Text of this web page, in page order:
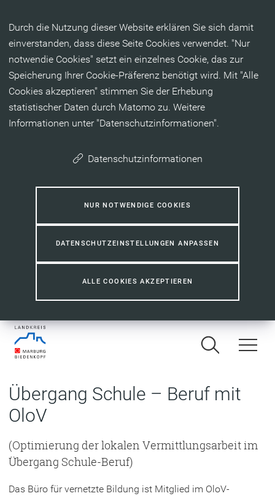
Durch die Nutzung dieser Website erklären Sie sich damit
einverstanden, dass diese Seite Cookies verwendet. "Nur
notwendie Cookies" setzt ein einzelnes Cookie, das zur
Speicherung Ihrer Cookie-Präferenz benötigt wird. Mit "Alle
Cookies akzeptieren" stimmen Sie der Erhebung
statistischer Daten durch Matomo zu. Weitere
Informationen unter "Datenschutzinformationen".
Datenschutzinformationen
NUR NOTWENDIGE COOKIES
DATENSCHUTZEINSTELLUNGEN ANPASSEN
ALLE COOKIES AKZEPTIEREN
Übergang Schule – Beruf mit
OloV
(Optimierung der lokalen Vermittlungsarbeit im
Übergang Schule-Beruf)
Das Büro für vernetzte Bildung ist Mitglied im OloV-